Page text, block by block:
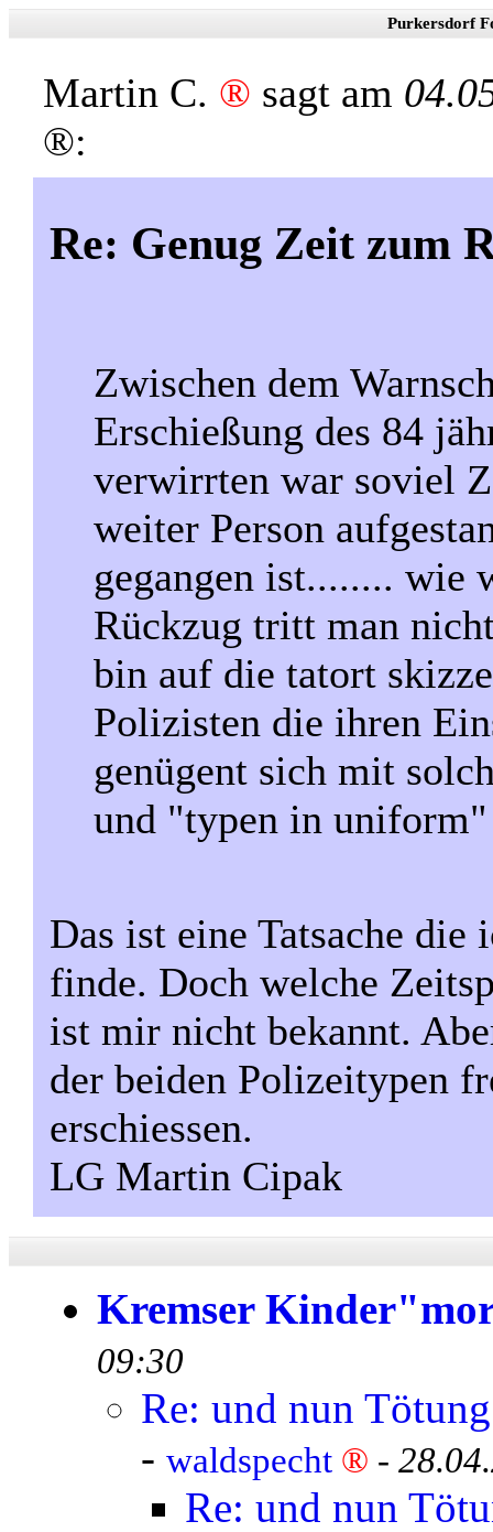
Purkersdorf
Martin C. ® sagt am
®:
Re: Genug Zeit zum
Zwischen dem
Erschießung des 84
verwirrten war soviel
weiter Person
gegangen ist........ wie
Rückzug tritt man
bin auf die tatort
Polizisten die ihren
genügent sich mit
und "typen in uniform"
Das ist eine Tatsache
finde. Doch welche
ist mir nicht bekannt.
der beiden Polizeitypen
erschiessen.
LG Martin Cipak
Kremser
09:30
Re: und nun
- waldspecht ® -
Re: und nun